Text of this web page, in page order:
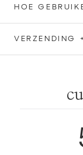
HOE
VERZENDING